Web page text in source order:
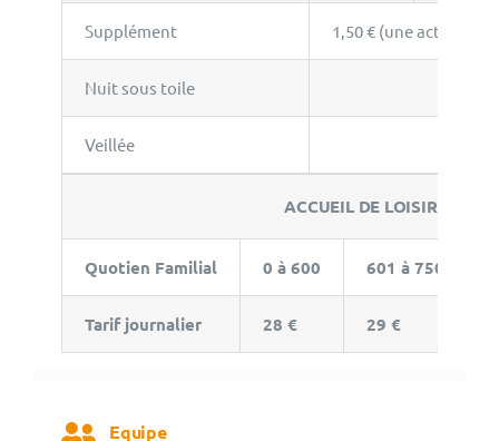
Supplément 1,50 € (une activité
Nuit sous toile
Veillée
ACCUEIL DE LOISIRS –
Quotien Familial 0 à 600 601 à 750
Tarif journalier 28 € 29 €
Equipe